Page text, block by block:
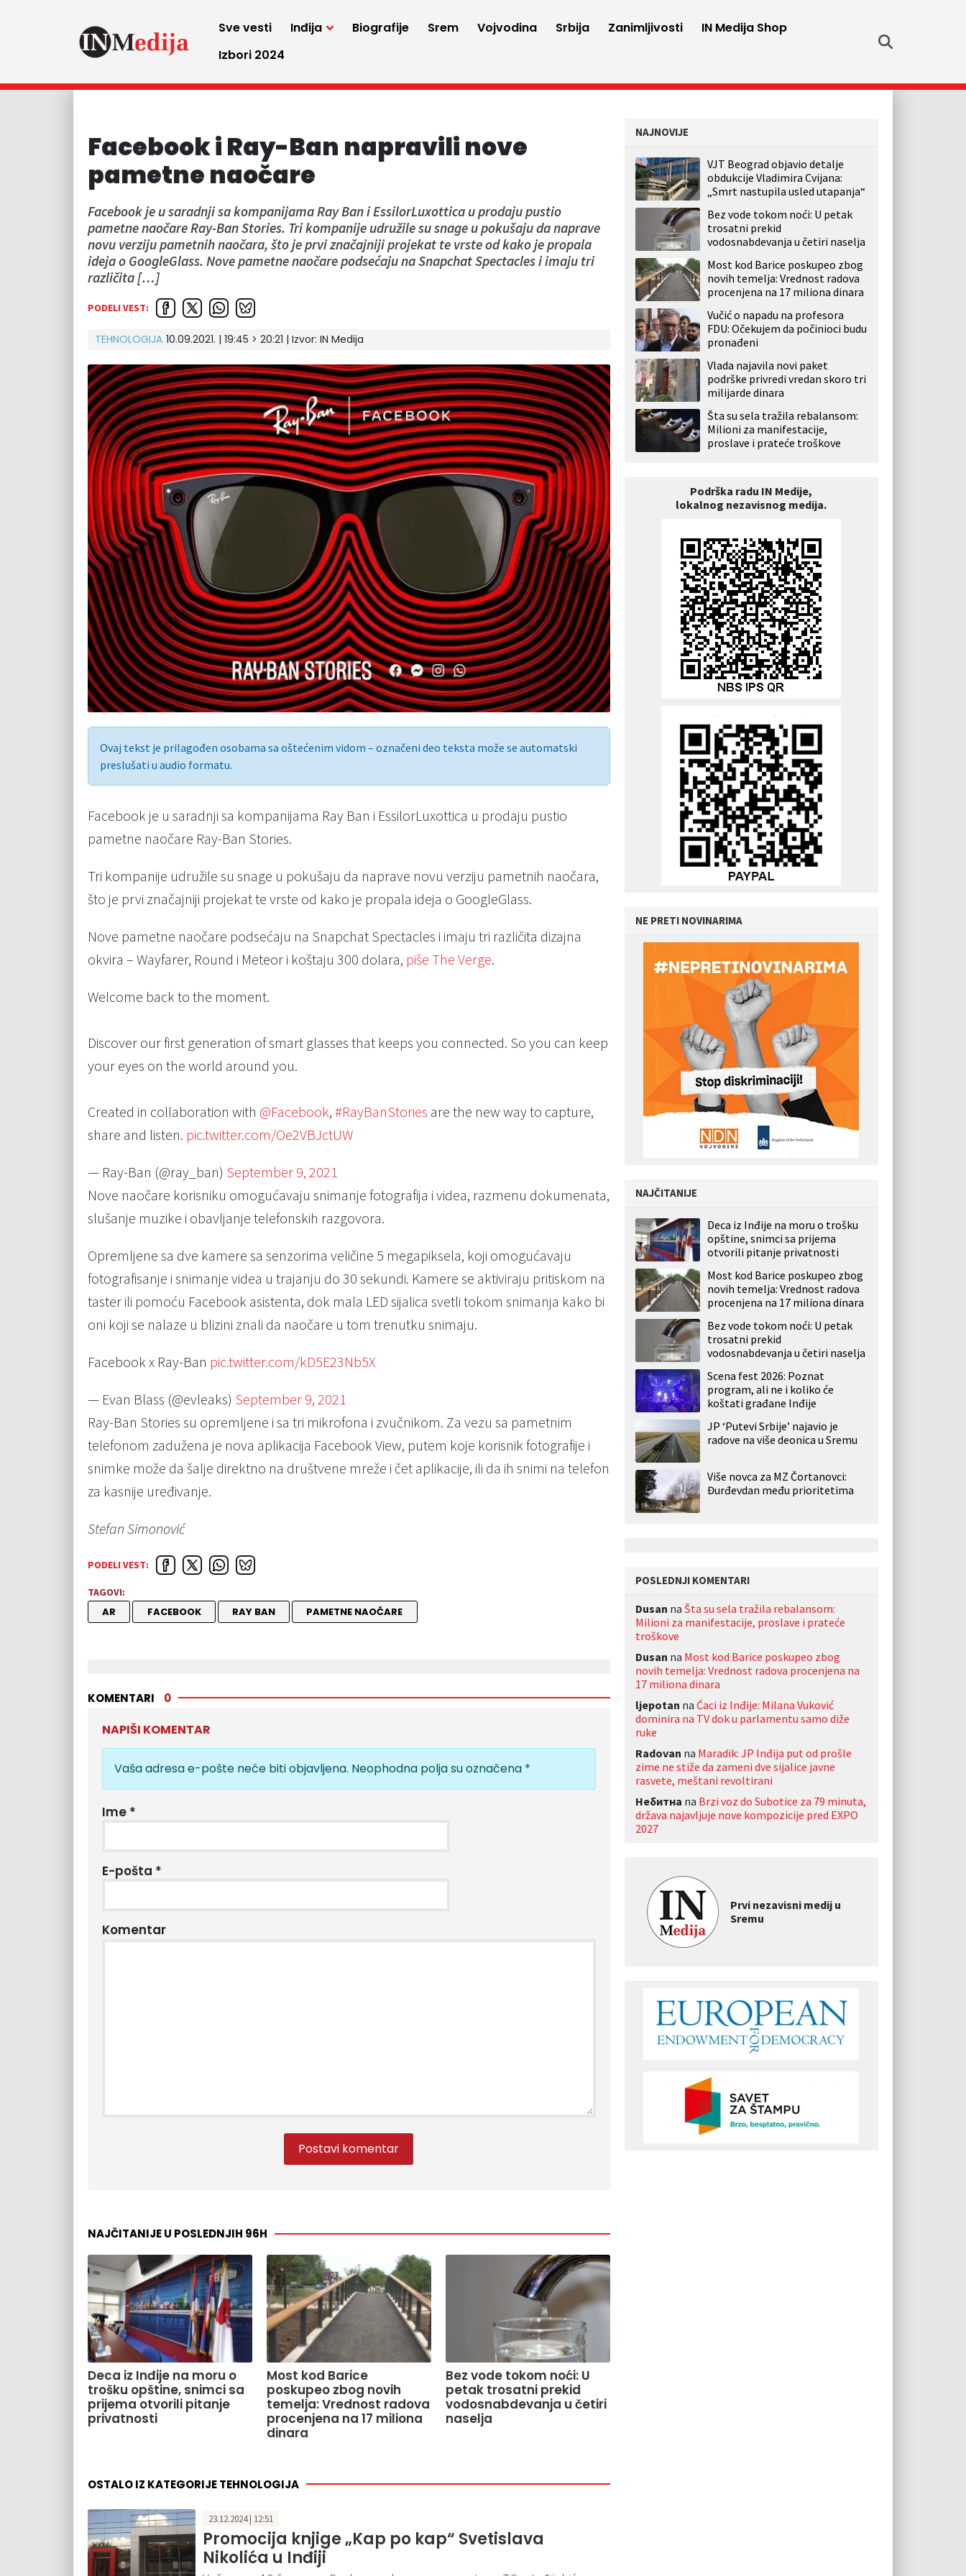
Sve vesti Inđija Biografije Srem Vojvodina Srbija Zanimljivosti
IN Medija Shop
Izbori 2024
Facebook i Ray-Ban napravili nove
pametne naočare
Facebook je u saradnji sa kompanijama Ray Ban i EssilorLuxottica u prodaju pustio
pametne naočare Ray-Ban Stories. Tri kompanije udružile su snage u pokušaju da naprave
novu verziju pametnih naočara, što je prvi značajniji projekat te vrste od kako je propala
ideja o GoogleGlass. Nove pametne naočare podsećaju na Snapchat Spectacles i imaju tri
različita […]
PODELI VEST:
TEHNOLOGIJA 10.09.2021. | 19:45 > 20:21 | Izvor: IN Medija
Ovaj tekst je prilagođen osobama sa oštećenim vidom – označeni deo teksta može se automatski
preslušati u audio formatu.
Facebook je u saradnji sa kompanijama Ray Ban i EssilorLuxottica u prodaju pustio
pametne naočare Ray-Ban Stories.
Tri kompanije udružile su snage u pokušaju da naprave novu verziju pametnih naočara,
što je prvi značajniji projekat te vrste od kako je propala ideja o GoogleGlass.
Nove pametne naočare podsećaju na Snapchat Spectacles i imaju tri različita dizajna
okvira – Wayfarer, Round i Meteor i koštaju 300 dolara, piše The Verge.
Welcome back to the moment. ​
Discover our first generation of smart glasses that keeps you connected. So you can keep
your eyes on the world around you. ​
Created in collaboration with @Facebook, #RayBanStories are the new way to capture,
share and listen. pic.twitter.com/Oe2VBJctUW
— Ray-Ban (@ray_ban) September 9, 2021
Nove naočare korisniku omogućavaju snimanje fotografija i videa, razmenu dokumenata,
slušanje muzike i obavljanje telefonskih razgovora.
Opremljene sa dve kamere sa senzorima veličine 5 megapiksela, koji omogućavaju
fotografisanje i snimanje videa u trajanju do 30 sekundi. Kamere se aktiviraju pritiskom na
taster ili pomoću Facebook asistenta, dok mala LED sijalica svetli tokom snimanja kako bi
oni koji se nalaze u blizini znali da naočare u tom trenutku snimaju.
Facebook x Ray-Ban pic.twitter.com/kD5E23Nb5X
— Evan Blass (@evleaks) September 9, 2021
Ray-Ban Stories su opremljene i sa tri mikrofona i zvučnikom. Za vezu sa pametnim
telefonom zadužena je nova aplikacija Facebook View, putem koje korisnik fotografije i
snimke može da šalje direktno na društvene mreže i čet aplikacije, ili da ih snimi na telefon
za kasnije uređivanje.
Stefan Simonović
PODELI VEST:
TAGOVI:
AR FACEBOOK RAY BAN PAMETNE NAOČARE
KOMENTARI 0
NAPIŠI KOMENTAR
Vaša adresa e-pošte neće biti objavljena. Neophodna polja su označena *
Ime *
E-pošta *
Komentar
NAJČITANIJE U POSLEDNJIH 96H
Deca iz Inđije na moru o
trošku opštine, snimci sa
prijema otvorili pitanje
privatnosti
Most kod Barice
poskupeo zbog novih
temelja: Vrednost radova
procenjena na 17 miliona
dinara
Bez vode tokom noći: U
petak trosatni prekid
vodosnabdevanja u četiri
naselja
OSTALO IZ KATEGORIJE TEHNOLOGIJA
23.12.2024 | 12:51
Promocija knjige „Kap po kap“ Svetislava
Nikolića u Inđiji
NAJNOVIJE
VJT Beograd objavio detalje
obdukcije Vladimira Cvijana:
„Smrt nastupila usled utapanja“
Bez vode tokom noći: U petak
trosatni prekid
vodosnabdevanja u četiri naselja
Most kod Barice poskupeo zbog
novih temelja: Vrednost radova
procenjena na 17 miliona dinara
Vučić o napadu na profesora
FDU: Očekujem da počinioci budu
pronađeni
Vlada najavila novi paket
podrške privredi vredan skoro tri
milijarde dinara
Šta su sela tražila rebalansom:
Milioni za manifestacije,
proslave i prateće troškove
Podrška radu IN Medije,
lokalnog nezavisnog medija.
NE PRETI NOVINARIMA
NAJČITANIJE
Deca iz Inđije na moru o trošku
opštine, snimci sa prijema
otvorili pitanje privatnosti
Most kod Barice poskupeo zbog
novih temelja: Vrednost radova
procenjena na 17 miliona dinara
Bez vode tokom noći: U petak
trosatni prekid
vodosnabdevanja u četiri naselja
Scena fest 2026: Poznat
program, ali ne i koliko će
koštati građane Inđije
JP ‘Putevi Srbije’ najavio je
radove na više deonica u Sremu
Više novca za MZ Čortanovci:
Đurđevdan među prioritetima
POSLEDNJI KOMENTARI
Dusan na Šta su sela tražila rebalansom:
Milioni za manifestacije, proslave i prateće
troškove
Dusan na Most kod Barice poskupeo zbog
novih temelja: Vrednost radova procenjena na
17 miliona dinara
ljepotan na Ćaci iz Inđije: Milana Vuković
dominira na TV dok u parlamentu samo diže
ruke
Radovan na Maradik: JP Inđija put od prošle
zime ne stiže da zameni dve sijalice javne
rasvete, meštani revoltirani
Небитна na Brzi voz do Subotice za 79 minuta,
država najavljuje nove kompozicije pred EXPO
2027
Prvi nezavisni medij u
Sremu